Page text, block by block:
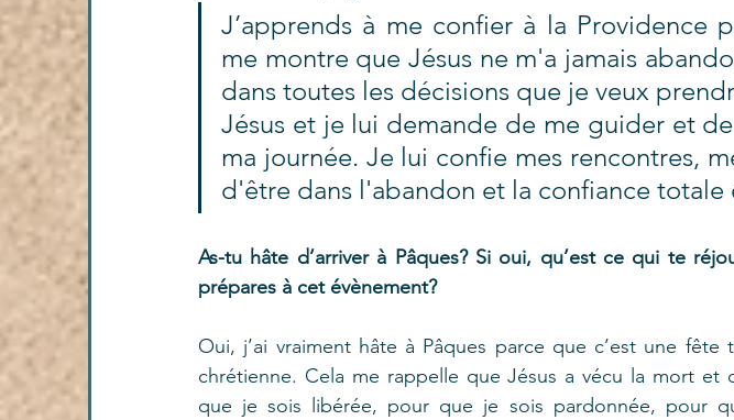
J’apprends à me confier à la Providence
me montre que Jésus ne m'a jamais
dans toutes les décisions que je veux
Jésus et je lui demande de me guider et
ma journée. Je lui confie mes rencontres,
d'être dans l'abandon et la confiance totale
As-tu hâte d’arriver à Pâques? Si oui, qu’est ce qui te
prépares à cet évènement?
Oui, j’ai vraiment hâte à Pâques parce que c’est une
chrétienne. Cela me rappelle que Jésus a vécu la mort et
que je sois libérée, pour que je sois pardonnée, pour